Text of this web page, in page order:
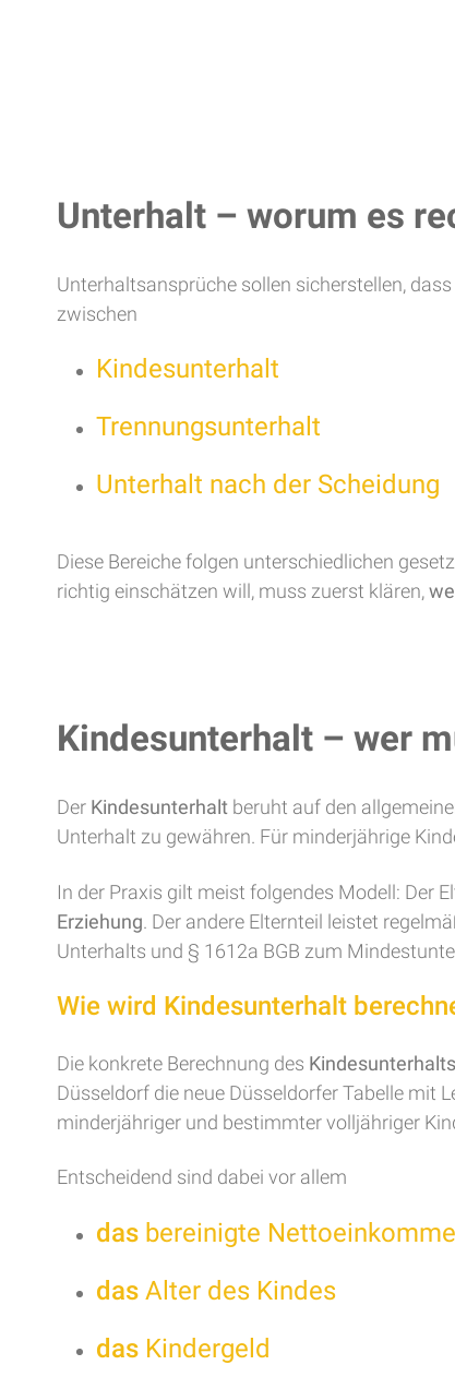
Unterhalt – worum es
Unterhaltsansprüche sollen sicherstellen,
zwischen
Kindesunterhalt
Trennungsunterhalt
Unterhalt nach der Scheidung
Diese Bereiche folgen unterschiedlichen
richtig einschätzen will, muss zuerst klären,
Kindesunterhalt – wer
Der Kindesunterhalt beruht auf den
Unterhalt zu gewähren. Für minderjährige
In der Praxis gilt meist folgendes Modell: Der
Erziehung . Der andere Elternteil leistet
Unterhalts und § 1612a BGB zum
Wie wird Kindesunterhalt
Die konkrete Berechnung des Kindesunterhalts
Düsseldorf die neue Düsseldorfer Tabelle mit
minderjähriger und bestimmter volljähriger
Entscheidend sind dabei vor allem
das bereinigte
das Alter des Kindes
das Kindergeld